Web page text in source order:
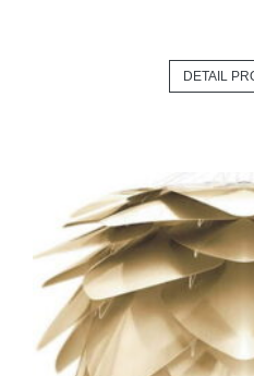
DETAIL